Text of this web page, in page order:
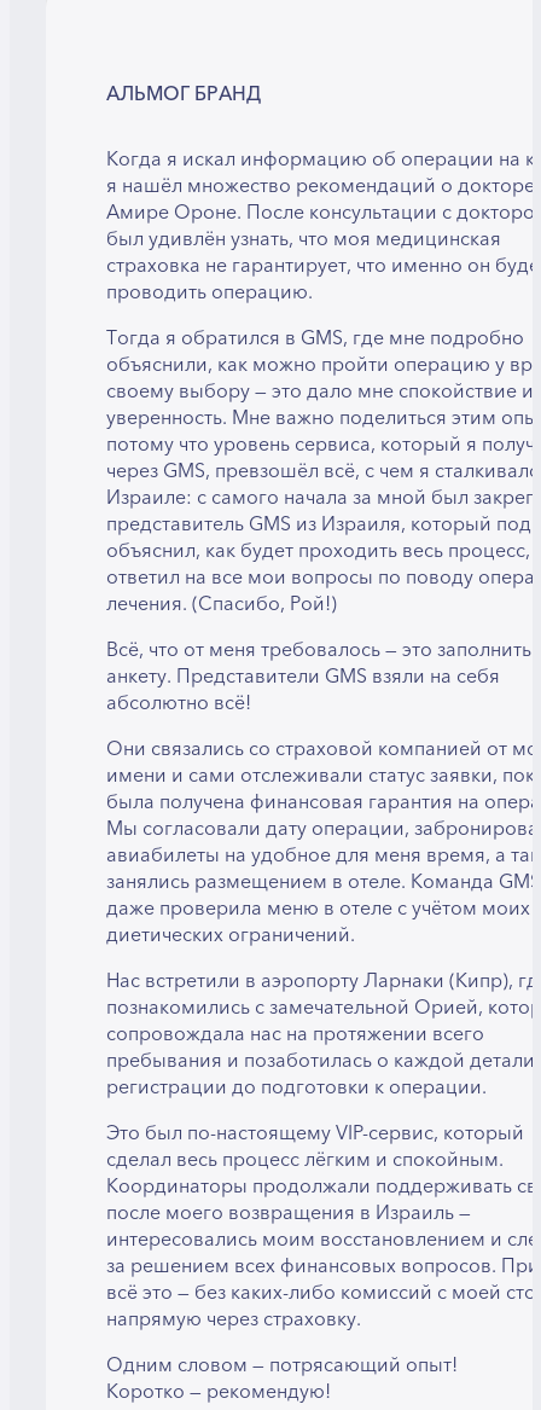
АЛЬМОГ БРАНД
Когда я искал информацию об операции на
я нашёл множество рекомендаций о докторе
Амире Ороне. После консультации с
был удивлён узнать, что моя медицинская
страховка не гарантирует, что именно он
проводить операцию.
Тогда я обратился в GMS, где мне подробно
объяснили, как можно пройти операцию у
своему выбору — это дало мне спокойствие и
уверенность. Мне важно поделиться этим
потому что уровень сервиса, который я
через GMS, превзошёл всё, с чем я
Израиле: с самого начала за мной был
представитель GMS из Израиля, который
объяснил, как будет проходить весь процесс,
ответил на все мои вопросы по поводу
лечения. (Спасибо, Рой!)
Всё, что от меня требовалось — это заполнить
анкету. Представители GMS взяли на себя
абсолютно всё!
Они связались со страховой компанией от
имени и сами отслеживали статус заявки,
была получена финансовая гарантия на
Мы согласовали дату операции,
авиабилеты на удобное для меня время, а
занялись размещением в отеле. Команда GMS
даже проверила меню в отеле с учётом моих
диетических ограничений.
Нас встретили в аэропорту Ларнаки (Кипр),
познакомились с замечательной Орией,
сопровождала нас на протяжении всего
пребывания и позаботилась о каждой детали
регистрации до подготовки к операции.
Это был по-настоящему VIP-сервис, который
сделал весь процесс лёгким и спокойным.
Координаторы продолжали поддерживать
после моего возвращения в Израиль —
интересовались моим восстановлением и
за решением всех финансовых вопросов.
всё это — без каких-либо комиссий с моей
напрямую через страховку.
Одним словом — потрясающий опыт!
Коротко — рекомендую!